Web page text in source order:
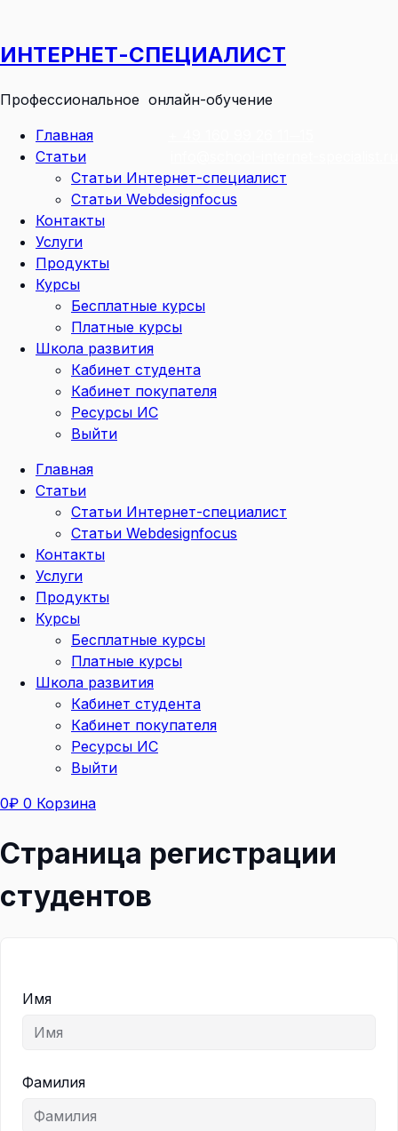
содержимому
ИНТЕРНЕТ-СПЕЦИАЛИСТ
Профессиональное онлайн-обучение
Главная
Статьи
Статьи Интернет-специалист
Статьи Webdesignfocus
Контакты
Услуги
Продукты
Курсы
Бесплатные курсы
Платные курсы
Школа развития
Кабинет студента
Кабинет покупателя
Ресурсы ИС
Выйти
Главная
Статьи
Статьи Интернет-специалист
Статьи Webdesignfocus
Контакты
Услуги
Продукты
Курсы
Бесплатные курсы
Платные курсы
Школа развития
Кабинет студента
Кабинет покупателя
Ресурсы ИС
Выйти
0₽ 0 Корзина
Страница регистрации
студентов
Имя
Фамилия